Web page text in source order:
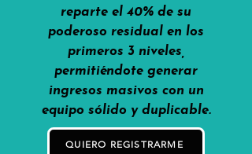
reparte el 40% de su
poderoso residual en los
primeros 3 niveles,
permitiéndote generar
ingresos masivos con un
equipo sólido y duplicable.
QUIERO REGISTRARME